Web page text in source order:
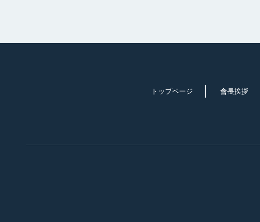
トップページ 會長挨拶